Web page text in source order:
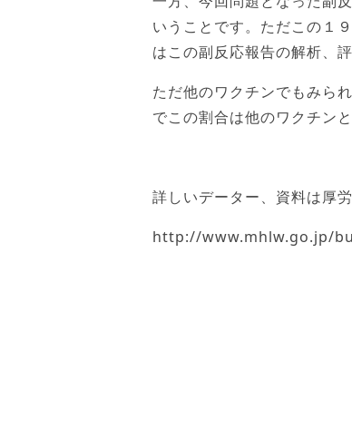
いうことです。ただこの１
はこの副反応報告の解析、
ただ他のワクチンでもみら
でこの割合は他のワクチン
詳しいデーター、資料は厚
http://www.mhlw.go.jp/